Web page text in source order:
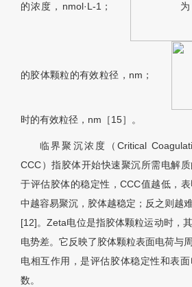
的浓度，nmol·L-1； 为
的胶体颗粒的有效粒径，nm；
时的有效粒径，nm［15］ 。
临界聚沉浓度（Critical
CCC）指胶体开始快速聚沉所需电解
于评估胶体的稳定性，CCC值越低，
中越容易聚沉，胶体越稳定；反之则越
[12]。Zeta电位是指胶体颗粒运动时，
电势差。它反映了胶体颗粒表面电荷与
电相互作用，是评估胶体稳定性和表
数。